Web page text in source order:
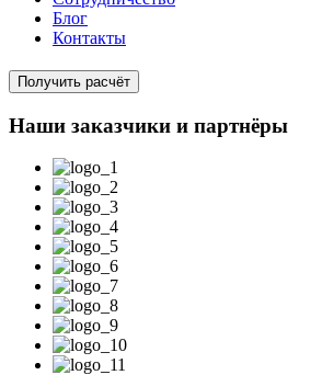
Блог
Контакты
Получить расчёт
Наши заказчики и партнёры